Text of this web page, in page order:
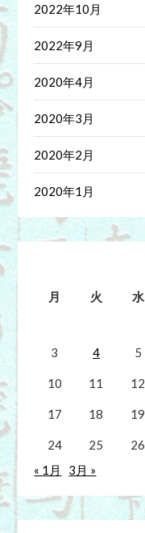
2022年10月
2022年9月
2020年4月
2020年3月
2020年2月
2020年1月
月 火 水
3 4 5
10 11 12
17 18 19
24 25 26
« 1月
3月 »